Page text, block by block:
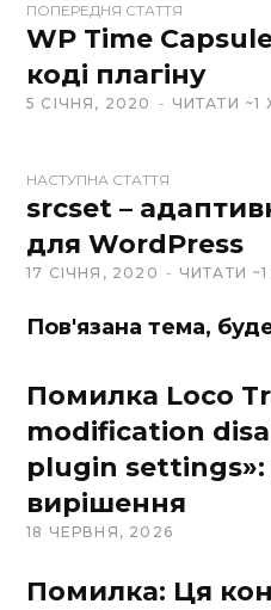
e
b
s
i
ПОПЕРЕДНЯ СТАТТЯ
WP Time
коді плагіну
5 СІЧНЯ, 2020 ЧИТАТИ ~1
НАСТУПНА СТАТТЯ
srcset –
для WordPress
17 СІЧНЯ, 2020 ЧИТАТИ
Пов'язана тема,
Помилка Loco
modification
plugin
вирішення
18 ЧЕРВНЯ, 2026
Помилка: Ця